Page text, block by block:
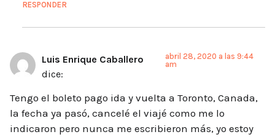
RESPONDER
Luis Enrique Caballero
dice:
abril 28, 2020 a las 9:44
am
Tengo el boleto pago ida y vuelta a Toronto, Canada,
la fecha ya pasó, cancelé el viajé como me lo
indicaron pero nunca me escribieron más, yo estoy